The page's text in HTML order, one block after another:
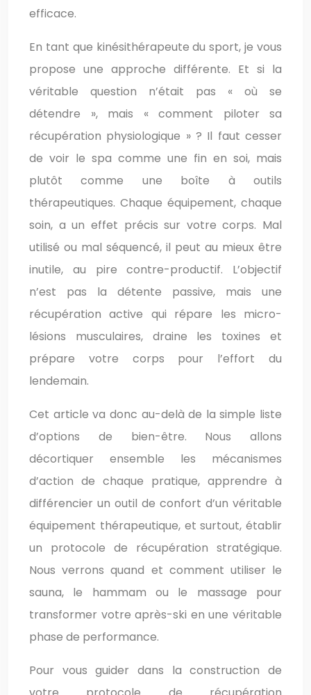
efficace.
En tant que kinésithérapeute du sport, je vous
propose une approche différente. Et si la
véritable question n’était pas « où se
détendre », mais « comment piloter sa
récupération physiologique » ? Il faut cesser
de voir le spa comme une fin en soi, mais
plutôt comme une boîte à outils
thérapeutiques. Chaque équipement, chaque
soin, a un effet précis sur votre corps. Mal
utilisé ou mal séquencé, il peut au mieux être
inutile, au pire contre-productif. L’objectif
n’est pas la détente passive, mais une
récupération active qui répare les micro-
lésions musculaires, draine les toxines et
prépare votre corps pour l’effort du
lendemain.
Cet article va donc au-delà de la simple liste
d’options de bien-être. Nous allons
décortiquer ensemble les mécanismes
d’action de chaque pratique, apprendre à
différencier un outil de confort d’un véritable
équipement thérapeutique, et surtout, établir
un protocole de récupération stratégique.
Nous verrons quand et comment utiliser le
sauna, le hammam ou le massage pour
transformer votre après-ski en une véritable
phase de performance.
Pour vous guider dans la construction de